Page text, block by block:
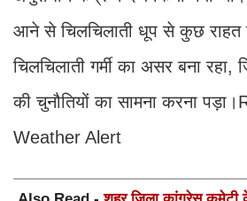
आने से चिलचिलाती धूप से कुछ राहत
चिलचिलाती गर्मी का असर बना रहा,
की चुनौतियों का सामना करना
Weather Alert